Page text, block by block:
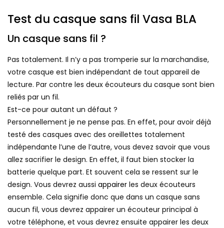
Test du casque sans fil Vasa BLA
Un casque sans fil ?
Pas totalement. Il n’y a pas tromperie sur la marchandise,
votre casque est bien indépendant de tout appareil de
lecture. Par contre les deux écouteurs du casque sont bien
reliés par un fil.
Est-ce pour autant un défaut ?
Personnellement je ne pense pas. En effet, pour avoir déjà
testé des casques avec des oreillettes totalement
indépendante l’une de l’autre, vous devez savoir que vous
allez sacrifier le design. En effet, il faut bien stocker la
batterie quelque part. Et souvent cela se ressent sur le
design. Vous devrez aussi appairer les deux écouteurs
ensemble. Cela signifie donc que dans un casque sans
aucun fil, vous devrez appairer un écouteur principal à
votre téléphone, et vous devrez ensuite appairer les deux